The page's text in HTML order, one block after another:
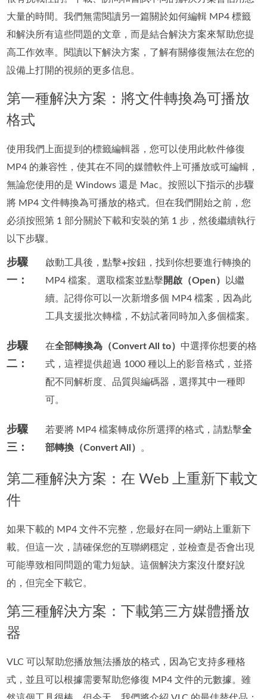
大量的時間。我們無需閱讀另一篇關於如何編輯 MP4 標籤
和解決所有這些問題的文章，而是結合解決方案來幫助您提
高工作效率。閱讀以下解決方案，了解有關修復無法在您的
設備上打開的視頻的更多信息。
第一種解決方案：將文件轉換為可播放
格式
使用我們上面提到的標籤編輯器，您可以使用此軟件修復
MP4 的兼容性，使其在不同的媒體軟件上可播放或可編輯，
無論您使用的是 Windows 還是 Mac。按照以下指示的步驟
將 MP4 文件轉換為可播放的格式。但在我們開始之前，您
必須按照第 1 部分關於下載和安裝的第 1 步，然後繼續執行
以下步驟。
步驟
一：
啟動工具後，點擊+按鈕，找到你想要進行轉換的
MP4 檔案。選取檔案並點擊開啟（Open）
以繼
續。記得你可以一次新增多個 MP4 檔案，因為此
工具支援批次轉檔，不妨試著同時加入多個檔案。
步驟
二：
在全部轉換為（Convert All to） 中選擇你想要的格
式，這裡提供超過 1000 種以上的影音格式，並搭
配不同解析度、品質與編碼器，選擇其中一種即
可。
步驟
三：
若要將 MP4 檔案轉成你所選擇的格式，請點擊全
部轉換（Convert All）
。
第二種解決方案：在 Web 上重新下載文
件
如果下載的 MP4 文件不完整，您最好在同一網站上重新下
載。但這一次，請確保您的互聯網穩定，並檢查是否會出現
可能導致相同問題的電力短缺。這個解決方案沒什麼好說
的，但完全下載它。
第三種解決方案：下載第三方媒體播放
器
VLC 可以幫助您播放無法播放的格式，因為它支持多種格
式，並且可以根據需要幫助您修復 MP4 文件的元數據。雖